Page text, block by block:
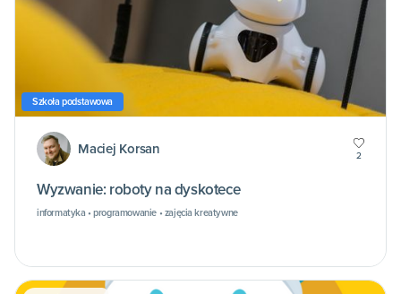
Szkoła podstawowa
Maciej Korsan 2
Wyzwanie: roboty na dyskotece
informatyka • programowanie • zajęcia kreatywne